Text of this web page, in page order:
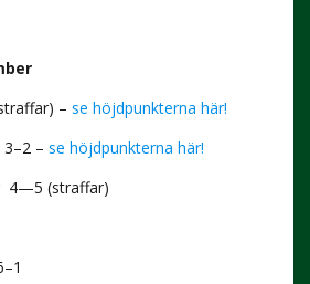
– se höjdpunkterna här!
– se höjdpunkterna här!
4—5 (straffar)